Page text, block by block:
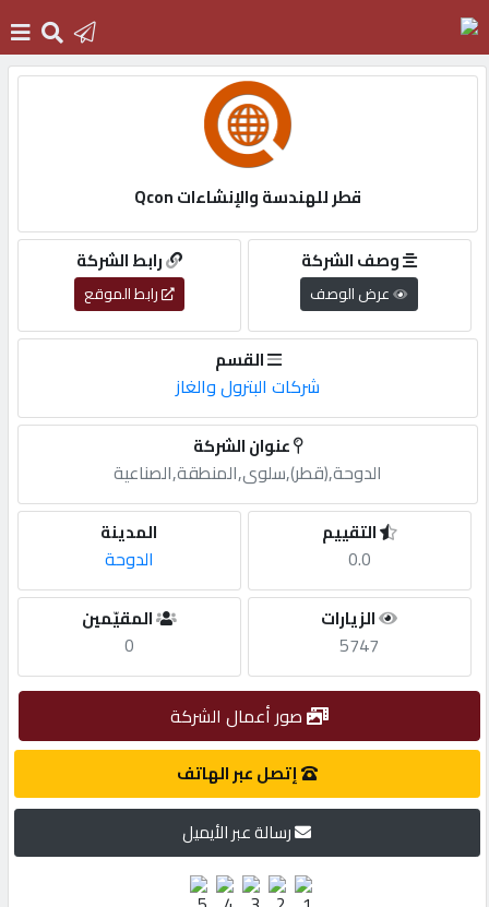
التسجيل
English
أضف
طلب
شركات
قطر للهندسة والإنشاءات Qcon
رابط الشركة
رابط الموقع
وصف الشركة
عرض الوصف
القسم
شركات البترول والغاز
عنوان الشركة
الدوحة,(قطر),سلوى,المنطقة,الصناعية
المدينة
الدوحة
التقييم
0.0
المقيّمين
0
الزيارات
5747
صور أعمال الشركة
إتصل عبر الهاتف
رسالة عبر الأيميل